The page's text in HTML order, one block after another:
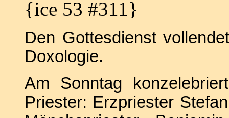
{ice 53 #311}
Den Gottesdienst
Doxologie.
Am Sonntag
Priester: Erzpriester